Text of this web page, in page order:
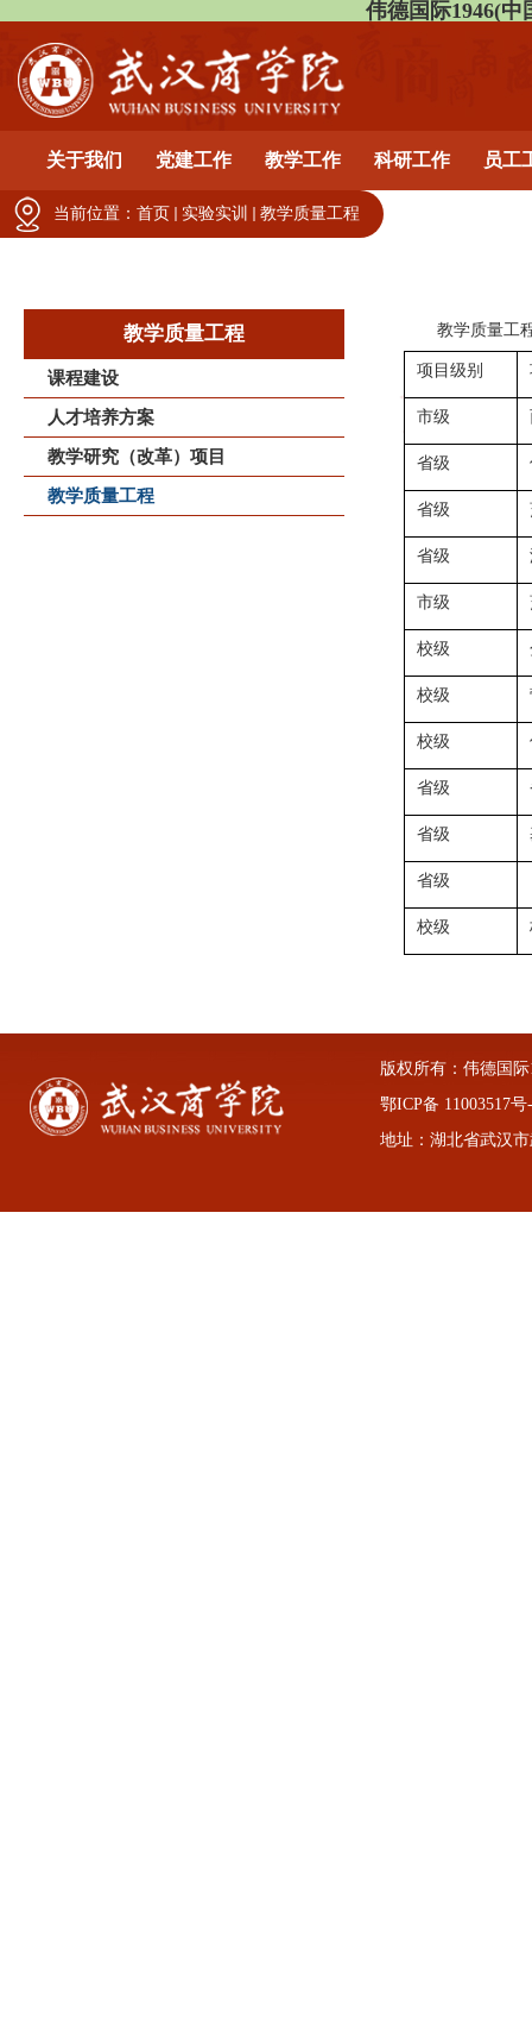
伟德国际1946(中
关于我们 党建工作 教学工作 科研工作 员工
教学质量工程
课程建设
人才培养方案
教学研究（改革）项目
教学质量工程
教学质量工
项目级别
市级
省级
省级
省级
市级
校级
校级
校级
省级
省级
省级
校级
版权所有：伟德国
鄂ICP备 11003517号
地址：湖北省武汉
当前位置： 首页 实验实训 教学质量工程